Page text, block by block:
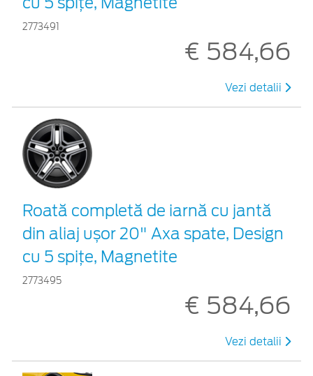
2773491
€ 584,66
Vezi detalii
Roată completă de iarnă cu jantă
din aliaj ușor 20" Axa spate, Design
cu 5 spițe, Magnetite
2773495
€ 584,66
Vezi detalii